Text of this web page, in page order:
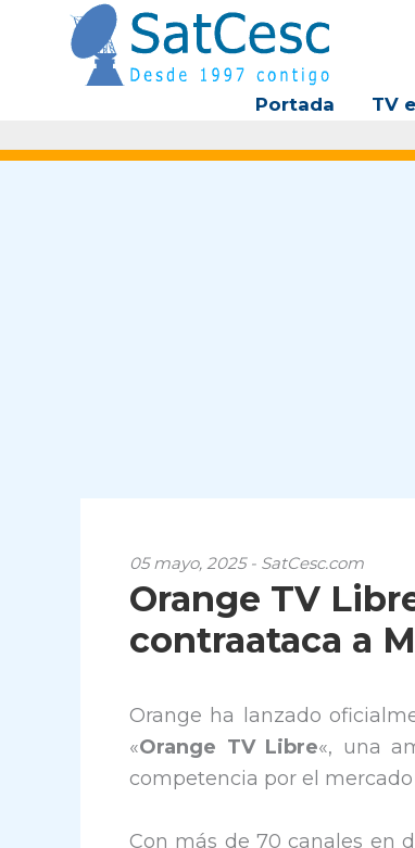
contenido
Portada TV
05 mayo, 2025 - SatCesc.com
Orange TV
contraataca a
Orange ha lanzado
«Orange TV Libre«, una
competencia por el
Con más de 70 canales en